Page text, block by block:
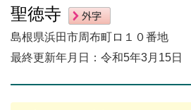
聖徳寺
島根県浜田市周布町ロ１０番地
最終更新年月日：令和5年3月15日